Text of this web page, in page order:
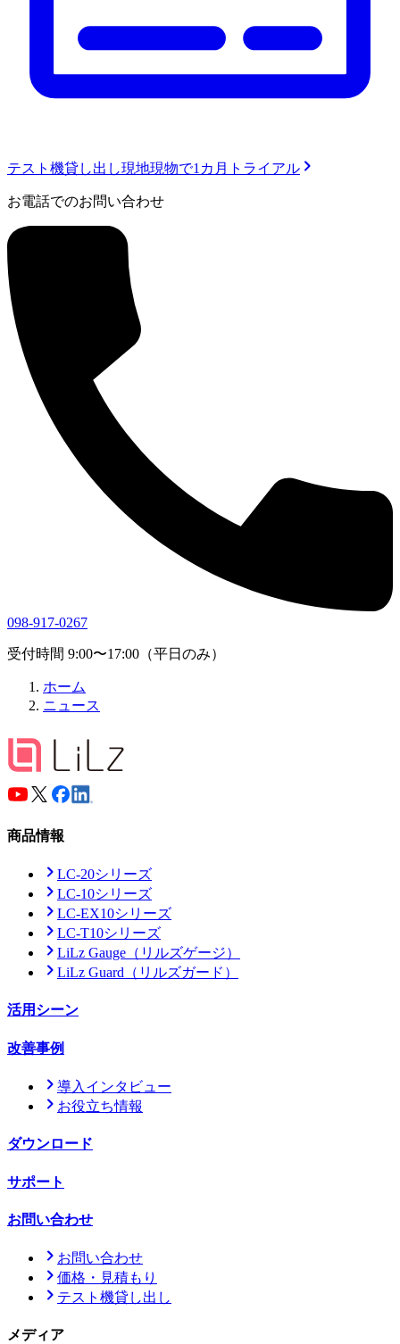
テスト機貸し出し現地現物で1カ月トライアル
お電話でのお問い合わせ
098-917-0267
受付時間 9:00〜17:00（平日のみ）
ホーム
ニュース
商品情報
LC-20シリーズ
LC-10シリーズ
LC-EX10シリーズ
LC-T10シリーズ
LiLz Gauge （リルズゲージ）
LiLz Guard （リルズガード）
活用シーン
改善事例
導入インタビュー
お役立ち情報
ダウンロード
サポート
お問い合わせ
お問い合わせ
価格・見積もり
テスト機貸し出し
メディア